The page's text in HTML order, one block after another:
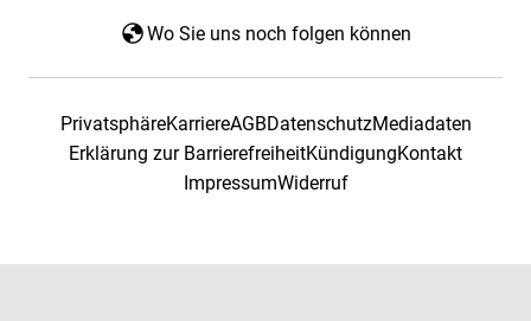
Wo Sie uns noch folgen können
PrivatsphäreKarriereAGBDatenschutzMediadaten
Erklärung zur BarrierefreiheitKündigungKontakt
ImpressumWiderruf